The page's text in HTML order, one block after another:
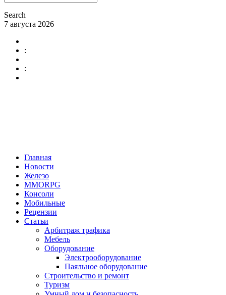
Search
7 августа 2026
:
:
Главная
Новости
Железо
MMORPG
Консоли
Мобильные
Рецензии
Статьи
Арбитраж трафика
Мебель
Оборудование
Электрооборудование
Паяльное оборудование
Строительство и ремонт
Туризм